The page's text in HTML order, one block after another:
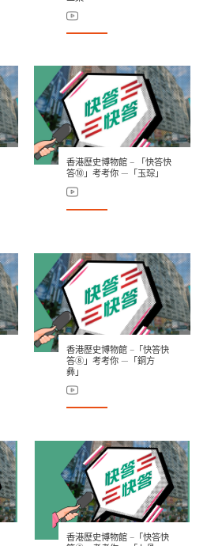
香港歷史博物館 – 「快答快
答⑩」考考你 —「玉琮」
香港歷史博物館 –「快答快
答⑧」考考你 —「銅方
彝」
香港歷史博物館 –「快答快